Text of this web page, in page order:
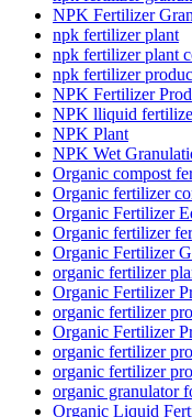
NPK Fertilizer
npk fertilizer plant
npk fertilizer plant
npk fertilizer
NPK Fertilizer
NPK lliquid
NPK Plant
NPK Wet
Organic compost
Organic fertilizer
Organic Fertilizer
Organic fertilizer
Organic Fertilizer
organic fertilizer
Organic Fertilizer
organic fertilizer
Organic Fertilizer
organic fertilizer
organic fertilizer
organic granulator
Organic Liquid